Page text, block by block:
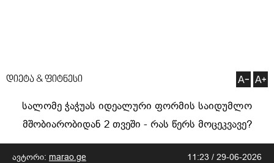
დიეტა & ფიტნესი
სალომე ჭაჭუას იდეალური ფორმის საიდუმლო
მშობიარობიდან 2 თვეში - რას წერს მოცეკვავე?
ავტორი: marao.ge 11:23 / 29-06-2026